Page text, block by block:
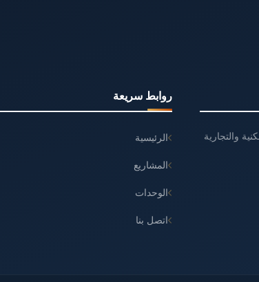
والتجارية
روابط سريعة
الرئيسية
المشاريع
الوحدات
اتصل بنا